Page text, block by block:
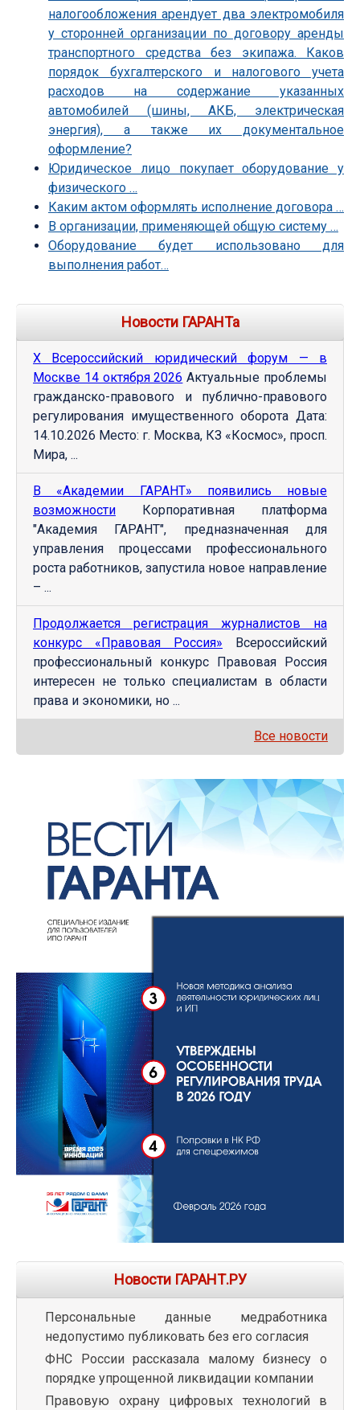
налогообложения арендует два электромобиля
у сторонней организации по договору аренды
транспортного средства без экипажа. Каков
порядок бухгалтерского и налогового учета
расходов на содержание указанных
автомобилей (шины, АКБ, электрическая
энергия), а также их документальное
оформление?
Юридическое лицо покупает оборудование у
физического …
Каким актом оформлять исполнение договора …
В организации, применяющей общую систему …
Оборудование будет использовано для
выполнения работ…
Новости ГАРАНТа
Х Всероссийский юридический форум — в
Москве 14 октября 2026 Актуальные проблемы
гражданско-правового и публично-правового
регулирования имущественного оборота Дата:
14.10.2026 Место: г. Москва, КЗ «Космос», просп.
Мира, ...
В «Академии ГАРАНТ» появились новые
возможности Корпоративная платформа
"Академия ГАРАНТ", предназначенная для
управления процессами профессионального
роста работников, запустила новое направление
– ...
Продолжается регистрация журналистов на
конкурс «Правовая Россия» Всероссийский
профессиональный конкурс Правовая Россия
интересен не только специалистам в области
права и экономики, но ...
Все новости
Новости ГАРАНТ.РУ
Персональные данные медработника
недопустимо публиковать без его согласия
ФНС России рассказала малому бизнесу о
порядке упрощенной ликвидации компании
Правовую охрану цифровых технологий в